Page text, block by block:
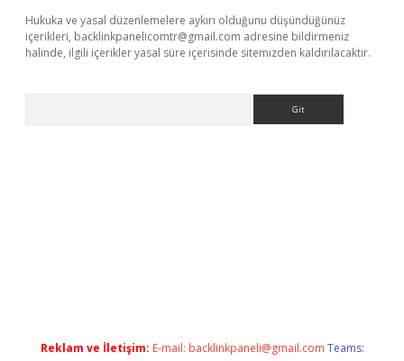
Hukuka ve yasal düzenlemelere aykırı olduğunu düşündüğünüz
içerikleri, backlinkpanelicomtr@gmail.com adresine bildirmeniz
halinde, ilgili içerikler yasal süre içerisinde sitemizden kaldırılacaktır.
Reklam ve İletişim: E-mail: backlinkpaneli@gmail.com Teams: